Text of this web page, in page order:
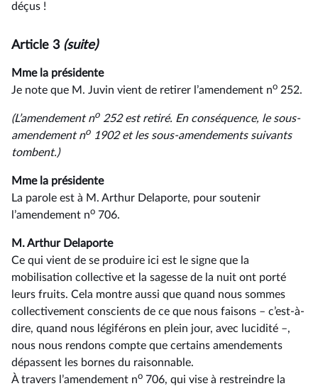
déçus !
Article 3 (suite)
Mme la présidente
Je note que M. Juvin vient de retirer l’amendement no 252.
(L’amendement no 252 est retiré. En conséquence, le sous-
amendement no 1902 et les sous-amendements suivants
tombent.)
Mme la présidente
La parole est à M. Arthur Delaporte, pour soutenir
l’amendement no 706.
M. Arthur Delaporte
Ce qui vient de se produire ici est le signe que la
mobilisation collective et la sagesse de la nuit ont porté
leurs fruits. Cela montre aussi que quand nous sommes
collectivement conscients de ce que nous faisons –⁠ c’est-à-
dire, quand nous légiférons en plein jour, avec lucidité –,
nous nous rendons compte que certains amendements
dépassent les bornes du raisonnable.
À travers l’amendement no 706, qui vise à restreindre la